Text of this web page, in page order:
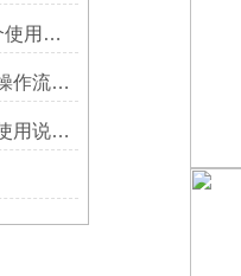
石油管道通过指示器的5个使用说明
卡箍式通球指示器的正确操作流程介绍
浅析磁感应通球指示器的使用说明及特点